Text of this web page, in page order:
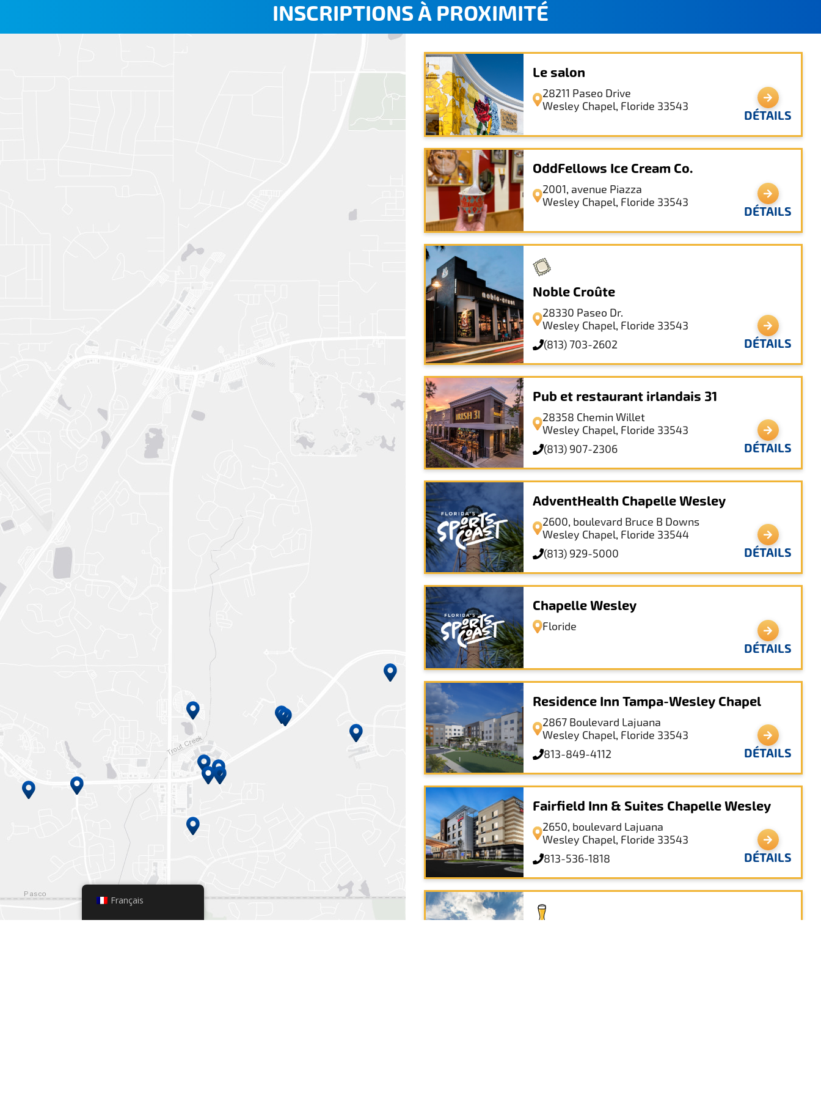
INSCRIPTIONS À PROXIMITÉ
Le salon
28211 Paseo Drive
Wesley Chapel, Floride 33543
DÉTAILS
OddFellows Ice Cream Co.
2001, avenue Piazza
Wesley Chapel, Floride 33543
DÉTAILS
Noble Croûte
28330 Paseo Dr.
Wesley Chapel, Floride 33543
(813) 703-2602
DÉTAILS
Pub et restaurant irlandais 31
28358 Chemin Willet
Wesley Chapel, Floride 33543
(813) 907-2306
DÉTAILS
AdventHealth Chapelle Wesley
2600, boulevard Bruce B Downs
Wesley Chapel, Floride 33544
(813) 929-5000
DÉTAILS
Chapelle Wesley
Floride
DÉTAILS
Residence Inn Tampa-Wesley Chapel
2867 Boulevard Lajuana
Wesley Chapel, Floride 33543
813-849-4112
DÉTAILS
Fairfield Inn & Suites Chapelle Wesley
2650, boulevard Lajuana
Wesley Chapel, Floride 33543
813-536-1818
DÉTAILS
Français